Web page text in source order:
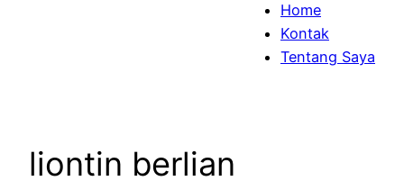
Home
Kontak
Tentang Saya
liontin berlian